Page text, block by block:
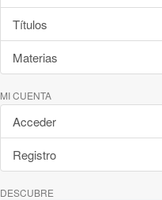
Títulos
Materias
MI CUENTA
Acceder
Registro
DESCUBRE